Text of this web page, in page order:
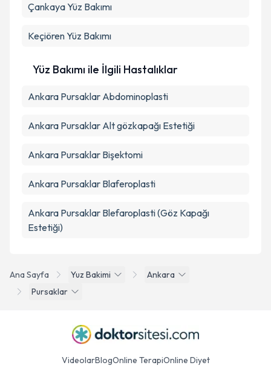
Ana Sayfa Yuz Bakimi
Ankara
Pursaklar
ÇankayaYüz Bakımı
KeçiörenYüz Bakımı
Yüz Bakımı ile İlgili Hastalıklar
Ankara Pursaklar Abdominoplasti
Ankara Pursaklar Alt gözkapağı Estetiği
Ankara Pursaklar Bişektomi
Ankara Pursaklar Blaferoplasti
Ankara Pursaklar Blefaroplasti (Göz Kapağı
Estetiği)
VideolarBlogOnline TerapiOnline Diyet